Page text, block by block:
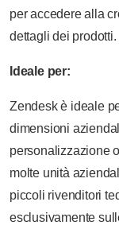
per accedere alla
dettagli dei prodotti.
Ideale per:
Zendesk è ideale
dimensioni
personalizzazione
molte unità
piccoli rivenditori
esclusivamente